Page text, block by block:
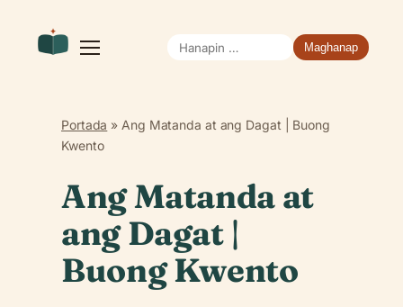
Buksan
ang
Hanapin
Portada » Ang Matanda at ang Dagat | Buong
Kwento
Ang Matanda at
ang Dagat |
Buong Kwento